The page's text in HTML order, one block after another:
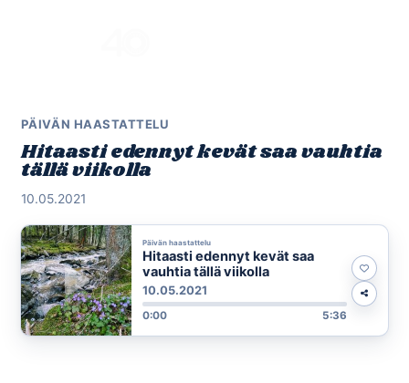
PÄIVÄN HAASTATTELU
Hitaasti edennyt kevät saa vauhtia
tällä viikolla
10.05.2021
Päivän haastattelu
Hitaasti edennyt kevät saa
vauhtia tällä viikolla
10.05.2021
0:00 5:36